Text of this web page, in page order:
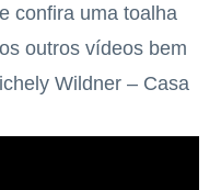
confira uma toalha
outros vídeos bem
Wildner – Casa